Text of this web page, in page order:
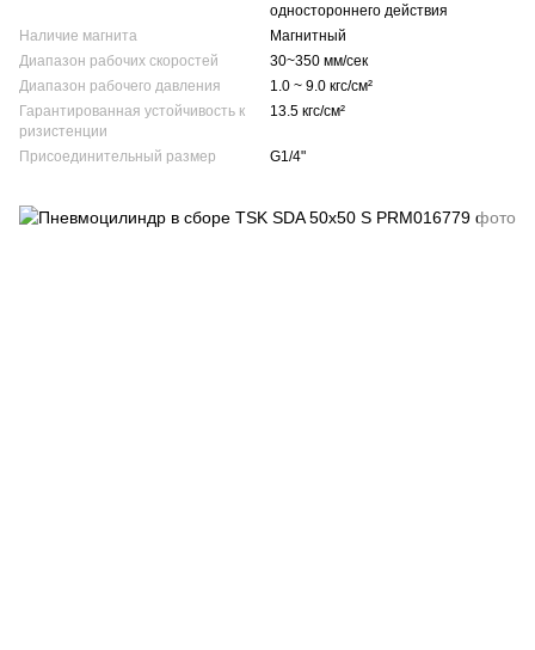
одностороннего действия
Наличие магнита
Магнитный
Диапазон рабочих скоростей
30~350 мм/сек
Диапазон рабочего давления
1.0 ~ 9.0 кгс/см²
Гарантированная устойчивость к
ризистенции
13.5 кгс/см²
Присоединительный размер G1/4"